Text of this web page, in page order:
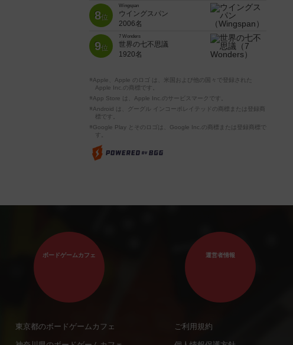
8位
Wingspan
ウイングスパン
2006名
9位
7 Wonders
世界の七不思議
1920名
※Apple、Apple のロゴ は、米国および他の国々で登録された
Apple Inc.の商標です。
※App Store は、Apple Inc.のサービスマークです。
※Android は、グーグル インコーポレイテッドの商標または登録商
標です。
※Google Play とそのロゴは、Google Inc.の商標または登録商標で
す。
ボードゲームカフェ
東京都のボードゲームカフェ
運営者情報
ご利用規約